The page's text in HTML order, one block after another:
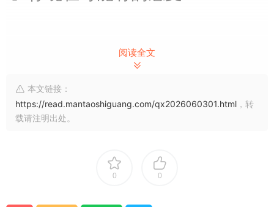
脸发烧，耳朵嗡嗡的，恨不得
当场怼回去
起，说不清到底是什么
阅读全文
本文链接：
https://read.mantaoshiguang.com/qx2026060301.html ，转
载请注明出处。
0 0